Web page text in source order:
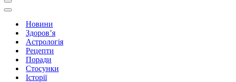
Меню
навігації
Меню
навігаціїНовини
Здоров’я
Астрологія
Рецепти
Поради
Стосунки
Історії